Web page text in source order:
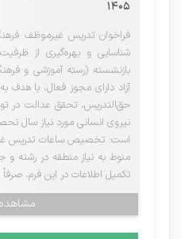
1405
فراخوان تدریس غیرموظف
شناسایی و بهره‌گیری از
بازنشسته (رسته آموزشی و
آزاد دارای مجوز فعال، با هدف
حق‌التدریس، تحقق عدالت در
نیروی انسانی مورد نیاز سال
است: تخصیص ساعات تدریس
منوط به نیاز منطقه در رشته
تکمیل اطلاعات در این فرم، صرفاً